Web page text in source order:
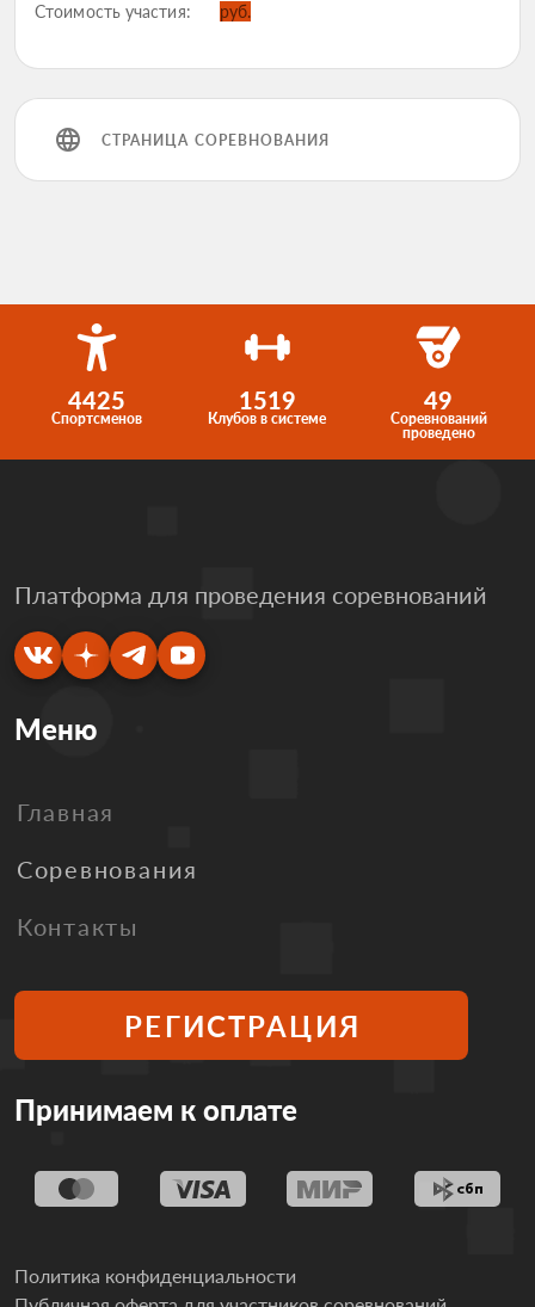
Стоимость участия: руб.
СТРАНИЦА СОРЕВНОВАНИЯ
4425
Спортсменов
1519
Клубов в системе
49
Соревнований
проведено
Платформа для проведения соревнований
Меню
Главная
Соревнования
Контакты
РЕГИСТРАЦИЯ
Принимаем к оплате
Политика конфиденциальности